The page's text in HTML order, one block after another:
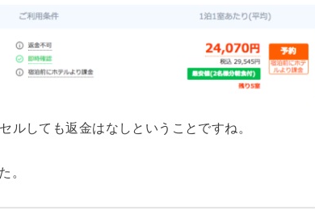
ルしても返金はなしということですね。
。